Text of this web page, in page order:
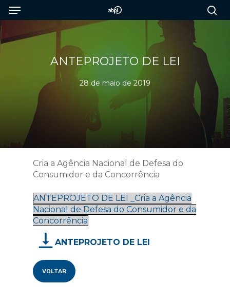
Skip
main
content
Menu
ANTEPROJETO DE LEI
28 de maio de 2019
Cria a Agência Nacional de Defesa do
Consumidor e da Concorrência
ANTEPROJETO DE LEI _Cria a Agência
Nacional de Defesa do Consumidor e da
Concorrência
ANTEPROJETO DE LEI
VOLTAR